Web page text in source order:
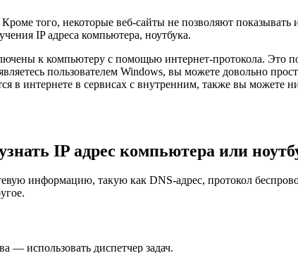
того, некоторые веб-сайты не позволяют
IP адреса компьютера, ноутбука.
к компьютеру с помощью интернет-протокола. Это
пользователем Windows, вы можете довольно
в интернете в сервисах с внутренним, также вы можете
IP адрес компьютера или
информацию, такую ​​как DNS-адрес, протокол
— использовать диспетчер задач.